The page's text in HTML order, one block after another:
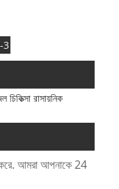
3
চিকিত্সা রাসায়নিক
করে. আমরা আপনাকে 24